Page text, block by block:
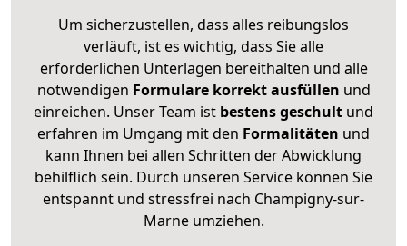
Um sicherzustellen, dass alles reibungslos
verläuft, ist es wichtig, dass Sie alle
erforderlichen Unterlagen bereithalten und alle
notwendigen Formulare korrekt ausfüllen und
einreichen. Unser Team ist bestens geschult und
erfahren im Umgang mit den Formalitäten und
kann Ihnen bei allen Schritten der Abwicklung
behilflich sein. Durch unseren Service können Sie
entspannt und stressfrei nach Champigny-sur-
Marne umziehen.